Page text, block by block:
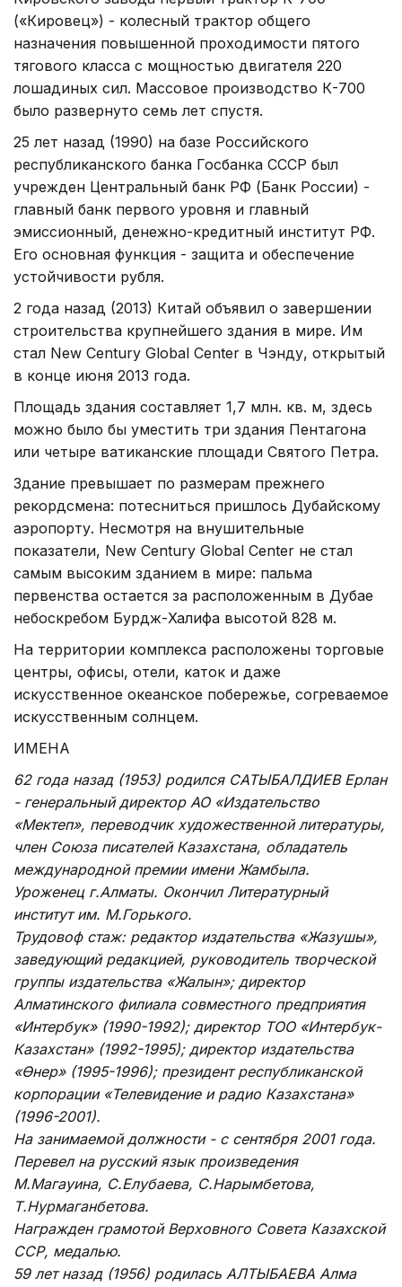
(«Кировец») - колесный трактор общего
назначения повышенной проходимости пятого
тягового класса с мощностью двигателя 220
лошадиных сил. Массовое производство К-700
было развернуто семь лет спустя.
25 лет назад (1990) на базе Российского
республиканского банка Госбанка СССР был
учрежден Центральный банк РФ (Банк России) -
главный банк первого уровня и главный
эмиссионный, денежно-кредитный институт РФ.
Его основная функция - защита и обеспечение
устойчивости рубля.
2 года назад (2013) Китай объявил о завершении
строительства крупнейшего здания в мире. Им
стал New Century Global Center в Чэнду, открытый
в конце июня 2013 года.
Площадь здания составляет 1,7 млн. кв. м, здесь
можно было бы уместить три здания Пентагона
или четыре ватиканские площади Святого Петра.
Здание превышает по размерам прежнего
рекордсмена: потесниться пришлось Дубайскому
аэропорту. Несмотря на внушительные
показатели, New Century Global Center не стал
самым высоким зданием в мире: пальма
первенства остается за расположенным в Дубае
небоскребом Бурдж-Халифа высотой 828 м.
На территории комплекса расположены торговые
центры, офисы, отели, каток и даже
искусственное океанское побережье, согреваемое
искусственным солнцем.
ИМЕНА
62 года назад (1953) родился САТЫБАЛДИЕВ Ерлан
- генеральный директор АО «Издательство
«Мектеп», переводчик художественной литературы,
член Союза писателей Казахстана, обладатель
международной премии имени Жамбыла.
Уроженец г.Алматы. Окончил Литературный
институт им. М.Горького.
Трудовоф стаж: редактор издательства «Жазушы»,
заведующий редакцией, руководитель творческой
группы издательства «Жалын»; директор
Алматинского филиала совместного предприятия
«Интербук» (1990-1992); директор ТОО «Интербук-
Казахстан» (1992-1995); директор издательства
«Өнер» (1995-1996); президент республиканской
корпорации «Телевидение и радио Казахстана»
(1996-2001).
На занимаемой должности - с сентября 2001 года.
Перевел на русский язык произведения
М.Магауина, С.Елубаева, С.Нарымбетова,
Т.Нурмаганбетова.
Награжден грамотой Верховного Совета Казахской
ССР, медалью.
59 лет назад (1956) родилась АЛТЫБАЕВА Алма